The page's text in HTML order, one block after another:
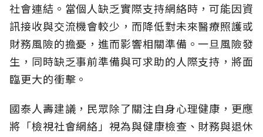
社會連結。當個人缺乏實際支持網絡時，可能因資
訊接收與交流機會較少，而降低對未來醫療照護或
財務風險的擔憂，進而影響相關準備。一旦風險發
生，同時缺乏事前準備與可求助的人際支持，將面
臨更大的衝擊。
國泰人壽建議，民眾除了關注自身心理健康，更應
將「檢視社會網絡」視為與健康檢查、財務與退休